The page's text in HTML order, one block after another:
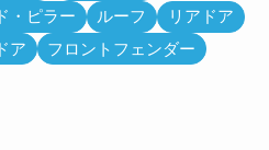
・ピラー ルーフ
リアドア
ア フロントフェンダー